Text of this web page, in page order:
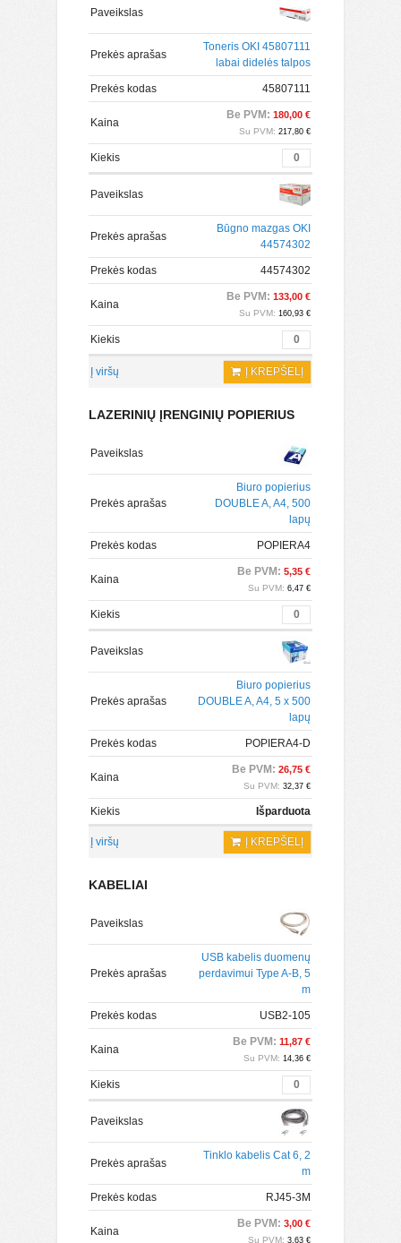
Paveikslas
Prekės aprašas
Toneris OKI 45807111
labai didelės talpos
Prekės kodas 45807111
Kaina
Be PVM: 180,00 €
Su PVM: 217,80 €
Kiekis
Paveikslas
Prekės aprašas
Būgno mazgas OKI
44574302
Prekės kodas 44574302
Kaina
Be PVM: 133,00 €
Su PVM: 160,93 €
Kiekis
Į viršų Į KREPŠELĮ
LAZERINIŲ ĮRENGINIŲ POPIERIUS
Paveikslas
Prekės aprašas
Biuro popierius
DOUBLE A, A4, 500
lapų
Prekės kodas POPIERA4
Kaina
Be PVM: 5,35 €
Su PVM: 6,47 €
Kiekis
Paveikslas
Prekės aprašas
Biuro popierius
DOUBLE A, A4, 5 x 500
lapų
Prekės kodas POPIERA4-D
Kaina
Be PVM: 26,75 €
Su PVM: 32,37 €
Kiekis Išparduota
Į viršų Į KREPŠELĮ
KABELIAI
Paveikslas
Prekės aprašas
USB kabelis duomenų
perdavimui Type A-B, 5
m
Prekės kodas USB2-105
Kaina
Be PVM: 11,87 €
Su PVM: 14,36 €
Kiekis
Paveikslas
Prekės aprašas
Tinklo kabelis Cat 6, 2
m
Prekės kodas RJ45-3M
Kaina
Be PVM: 3,00 €
Su PVM: 3,63 €